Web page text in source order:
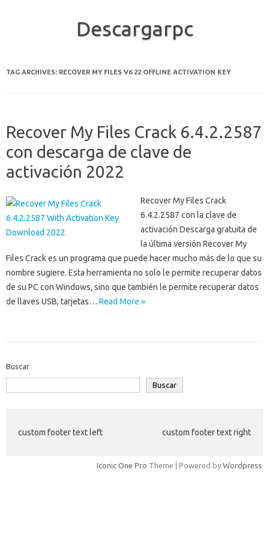
Descargarpc
TAG ARCHIVES: RECOVER MY FILES V6 22 OFFLINE ACTIVATION KEY
Recover My Files Crack 6.4.2.2587
con descarga de clave de
activación 2022
Recover My Files Crack
6.4.2.2587 con la clave de
activación Descarga gratuita de
la última versión Recover My
Files Crack es un programa que puede hacer mucho más de lo que su
nombre sugiere. Esta herramienta no solo le permite recuperar datos
de su PC con Windows, sino que también le permite recuperar datos
de llaves USB, tarjetas… Read More »
Buscar
Buscar
custom footer text left custom footer text right
Iconic One Pro Theme | Powered by Wordpress